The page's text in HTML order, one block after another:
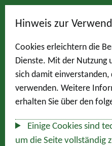
Hinweis zur
Cookies erleichtern die
Dienste. Mit der Nutzung
sich damit einverstanden,
verwenden. Weitere
erhalten Sie über den
Einige Cookies sind
um die Seite vollständig